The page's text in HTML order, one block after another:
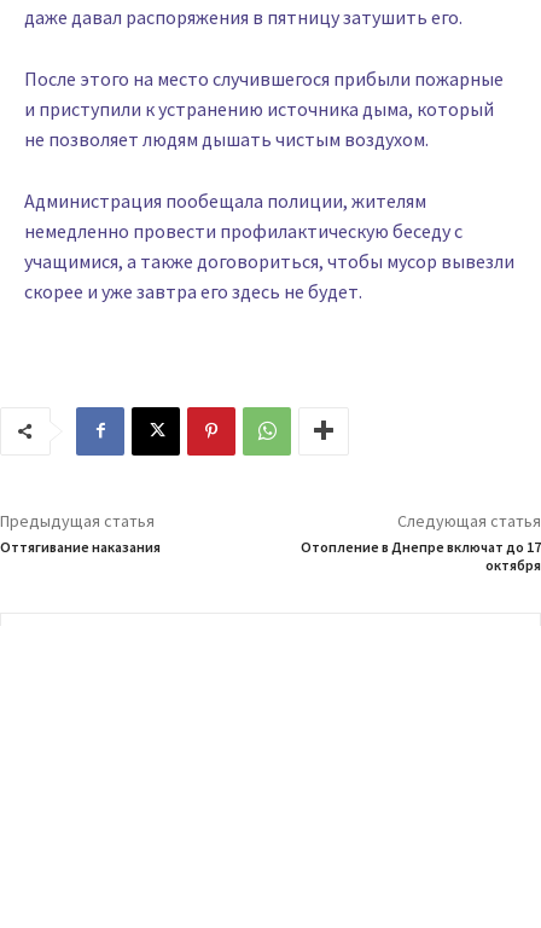
даже давал распоряжения в пятницу затушить его.
После этого на место случившегося прибыли пожарные
и приступили к устранению источника дыма, который
не позволяет людям дышать чистым воздухом.
Администрация пообещала полиции, жителям
немедленно провести профилактическую беседу с
учащимися, а также договориться, чтобы мусор вывезли
скорее и уже завтра его здесь не будет.
Предыдущая статья
Оттягивание наказания
Следующая статья
Отопление в Днепре включат до 17
октября